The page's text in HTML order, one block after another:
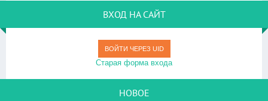
ВХОД НА САЙТ
ВОЙТИ ЧЕРЕЗ UID
Старая форма входа
НОВОЕ